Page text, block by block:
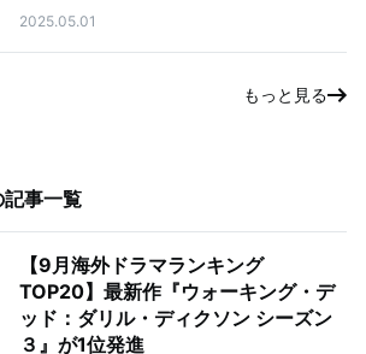
2025.05.01
もっと見る
記事一覧
【9月海外ドラマランキング
TOP20】最新作『ウォーキング・デ
ッド：ダリル・ディクソン シーズン
３』が1位発進